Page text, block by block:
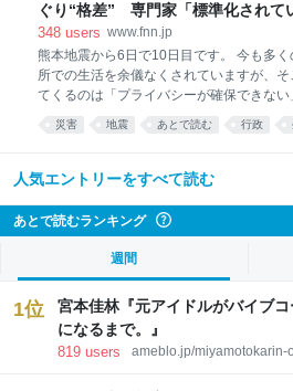
ぐり“格差” 専門家「標準化され
地震｜FNNプライムオンライン
348 users www.fnn.jp
熊本地震から6日で10日目です。 今も多
所での生活を余儀なくされていますが、そ
てくるのは「プライバシーが確保できない
です。 避難所を巡っては、海外ではプラ
慮した環境づくりが進んでいます。 日本
上最高となる39.0度を記録した被災地・熊
せながら作業にあたっていました。 そんな
を記録した宇城市の避難所では6日、様々
有できる「デジタルサイネージ」が設置さ
の、被災者たちはいまだに「雑魚寝」やソ
活を強いられていて、パーティションもな
バシーは守られていません。 この避難所
人たちに率直な思いを伺うと、“雑魚寝は体
る”“プライバシーへの配慮は十分ではない”
災害 地震 あとで読む 行政
人気エントリーをすべて読む
あとで読むランキング
週間
1位
宮本佳林『元アイドルがバイブ
になるまで。』
819 users ameblo.jp/miyamotokarin-